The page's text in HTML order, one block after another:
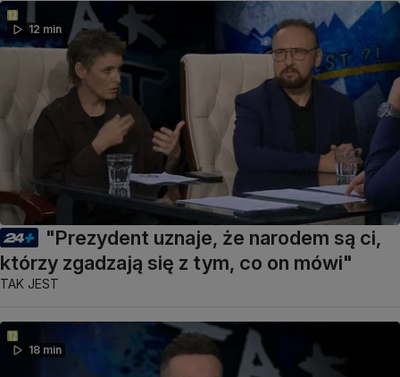
12 min
"Prezydent uznaje, że narodem są ci,
którzy zgadzają się z tym, co on mówi"
TAK JEST
18 min